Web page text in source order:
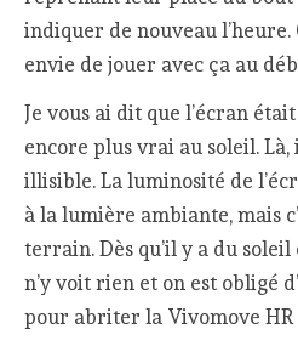
indiquer de nouveau l’heure.
envie de jouer avec ça au
Je vous ai dit que l’écran
encore plus vrai au soleil.
illisible. La luminosité de
à la lumière ambiante, mais
terrain. Dès qu’il y a du soleil
n’y voit rien et on est obligé
pour abriter la Vivomove HR